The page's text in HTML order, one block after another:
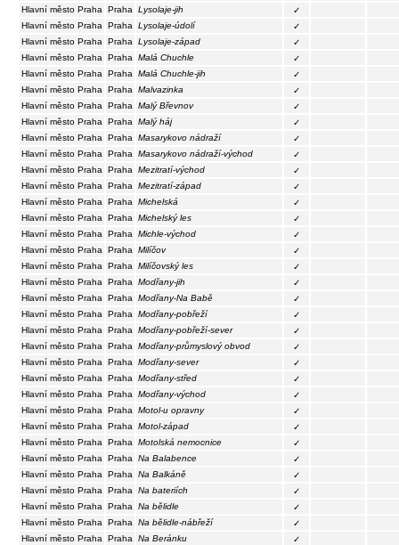
Hlavní město Praha
Praha Lysolaje-jih
✓
Hlavní město Praha
Praha Lysolaje-údolí
✓
Hlavní město Praha
Praha Lysolaje-západ
✓
Hlavní město Praha
Praha Malá Chuchle
✓
Hlavní město Praha
Praha Malá Chuchle-jih
✓
Hlavní město Praha
Praha Malvazinka
✓
Hlavní město Praha
Praha Malý Břevnov
✓
Hlavní město Praha
Praha Malý háj
✓
Hlavní město Praha
Praha Masarykovo nádraží
✓
Hlavní město Praha
Praha Masarykovo nádraží-východ
✓
Hlavní město Praha
Praha Mezitratí-východ
✓
Hlavní město Praha
Praha Mezitratí-západ
✓
Hlavní město Praha
Praha Michelská
✓
Hlavní město Praha
Praha Michelský les
✓
Hlavní město Praha
Praha Michle-východ
✓
Hlavní město Praha
Praha Milíčov
✓
Hlavní město Praha
Praha Milíčovský les
✓
Hlavní město Praha
Praha Modřany-jih
✓
Hlavní město Praha
Praha Modřany-Na Babě
✓
Hlavní město Praha
Praha Modřany-pobřeží
✓
Hlavní město Praha
Praha Modřany-pobřeží-sever
✓
Hlavní město Praha
Praha Modřany-průmyslový obvod
✓
Hlavní město Praha
Praha Modřany-sever
✓
Hlavní město Praha
Praha Modřany-střed
✓
Hlavní město Praha
Praha Modřany-východ
✓
Hlavní město Praha
Praha Motol-u opravny
✓
Hlavní město Praha
Praha Motol-západ
✓
Hlavní město Praha
Praha Motolská nemocnice
✓
Hlavní město Praha
Praha Na Balabence
✓
Hlavní město Praha
Praha Na Balkáně
✓
Hlavní město Praha
Praha Na bateriích
✓
Hlavní město Praha
Praha Na bělidle
✓
Hlavní město Praha
Praha Na bělidle-nábřeží
✓
Hlavní město Praha
Praha Na Beránku
✓